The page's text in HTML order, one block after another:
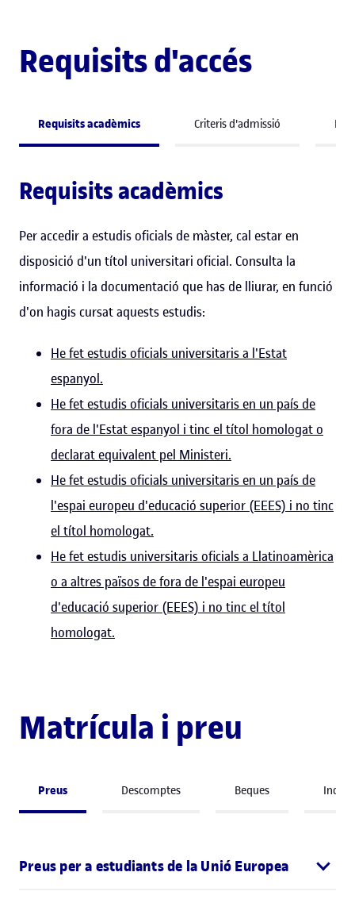
Requisits d'accés
Requisits acadèmics Criteris d'admissió
Requisits acadèmics
Per accedir a estudis oficials de màster, cal estar en
disposició d'un títol universitari oficial. Consulta la
informació i la documentació que has de lliurar, en funció
d'on hagis cursat aquests estudis:
He fet estudis oficials universitaris a l'Estat
espanyol.
He fet estudis oficials universitaris en un país de
fora de l'Estat espanyol i tinc el títol homologat o
declarat equivalent pel Ministeri.
He fet estudis oficials universitaris en un país de
l'espai europeu d'educació superior (EEES) i no tinc
el títol homologat.
He fet estudis universitaris oficials a Llatinoamèrica
o a altres països de fora de l'espai europeu
d'educació superior (EEES) i no tinc el títol
homologat.
Matrícula i preu
Preus Descomptes Beques
Preus per a estudiants de la Unió Europea